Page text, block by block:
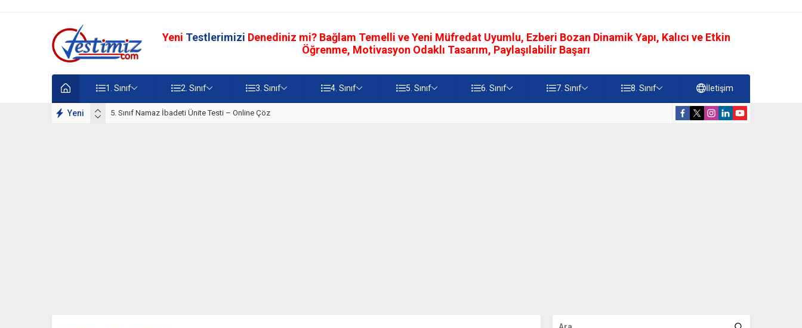
Yeni Testlerimizi Denediniz mi? Bağlam Temelli ve Yeni Müfredat Uyumlu, Ezberi Bozan Dinamik Yapı, Kalıcı ve Etkin
Öğrenme, Motivasyon Odaklı Tasarım, Paylaşılabilir Başarı
1. Sınıf 2. Sınıf 3. Sınıf 4. Sınıf 5. Sınıf 6. Sınıf 7. Sınıf 8. Sınıf İletişim
Yeni 5. Sınıf Namaz İbadeti Ünite Testi – Online Çöz